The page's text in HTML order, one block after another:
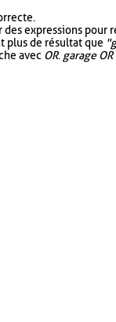
expressions pour
plus de résultat que
avec OR. garage